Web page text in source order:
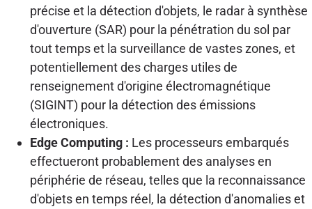
précise et la détection d'objets, le radar à synthèse
d'ouverture (SAR) pour la pénétration du sol par
tout temps et la surveillance de vastes zones, et
potentiellement des charges utiles de
renseignement d'origine électromagnétique
(SIGINT) pour la détection des émissions
électroniques.
Edge Computing : Les processeurs embarqués
effectueront probablement des analyses en
périphérie de réseau, telles que la reconnaissance
d'objets en temps réel, la détection d'anomalies et